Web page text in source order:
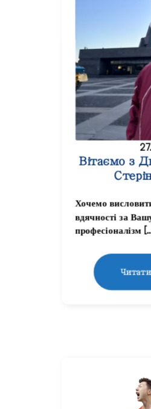
Вітаємо з
Хочемо
вдячності за
професіоналізм